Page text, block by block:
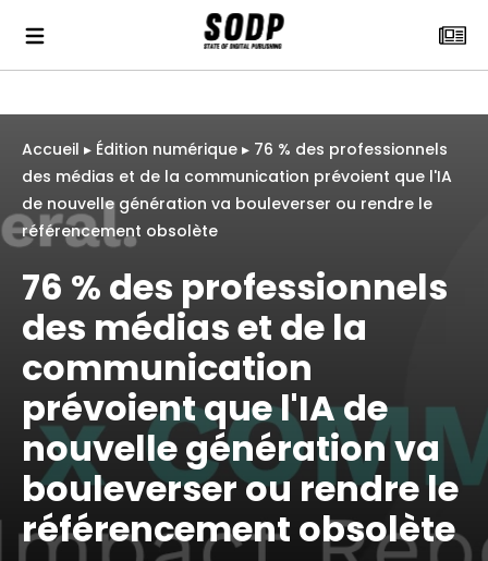
Accueil ▸ Édition numérique ▸ 76 % des professionnels
des médias et de la communication prévoient que l'IA
de nouvelle génération va bouleverser ou rendre le
référencement obsolète
76 % des professionnels
des médias et de la
communication
prévoient que l'IA de
nouvelle génération va
bouleverser ou rendre le
référencement obsolète